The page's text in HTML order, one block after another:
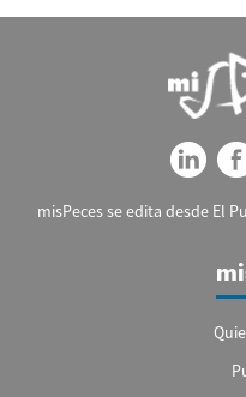
misPeces se edita desde El